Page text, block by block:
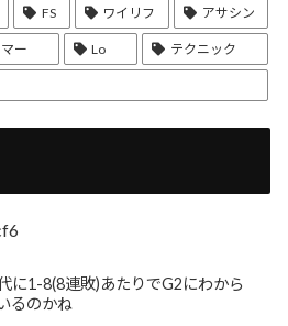
FS ワイリフ アサシン
ー Lo テクニック
に1-8(8連敗)あたりでG2にわから
るのかね